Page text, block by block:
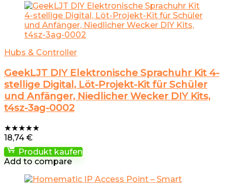
Hubs & Controller
GeekLJT DIY Elektronische Sprachuhr Kit 4-
stellige Digital, Löt-Projekt-Kit für Schüler
und Anfänger, Niedlicher Wecker DIY Kits,
t4sz-3ag-0002
★★★★★
18,74 €
Produkt kaufen
Add to compare